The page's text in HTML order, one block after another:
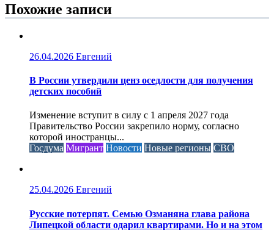
Похожие записи
26.04.2026 Евгений
В России утвердили ценз оседлости для получения
детских пособий
Изменение вступит в силу с 1 апреля 2027 года
Правительство России закрепило норму, согласно
которой иностранцы...
Госдума Мигрант Новости Новые регионы СВО
25.04.2026 Евгений
Русские потерпят. Семью Озманяна глава района
Липецкой области одарил квартирами. Но и на этом